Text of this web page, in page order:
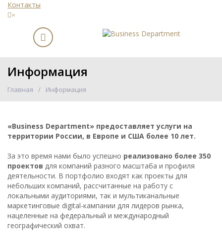
Контакты
×
Информация
Главная Информация
«Business Department» предоставляет услуги на
территории России, в Европе и США более 10 лет.
За это время нами было успешно реализовано более 350
проектов для компаний разного масштаба и профиля
деятельности. В портфолио входят как проекты для
небольших компаний, рассчитанные на работу с
локальными аудиториями, так и мультиканальные
маркетинговые digital-кампании для лидеров рынка,
нацеленные на федеральный и международный
географический охват.